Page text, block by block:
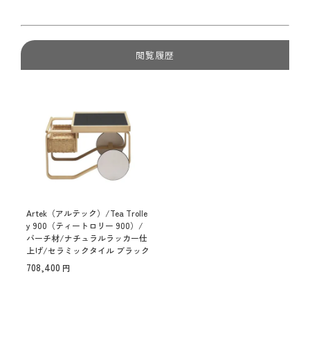
閲覧履歴
Artek（アルテック）/Tea Trolle
y 900（ティートロリー 900）/
バーチ材/ナチュラルラッカー仕
上げ/セラミックタイル ブラック
【納期】ご注文後確認
708,400